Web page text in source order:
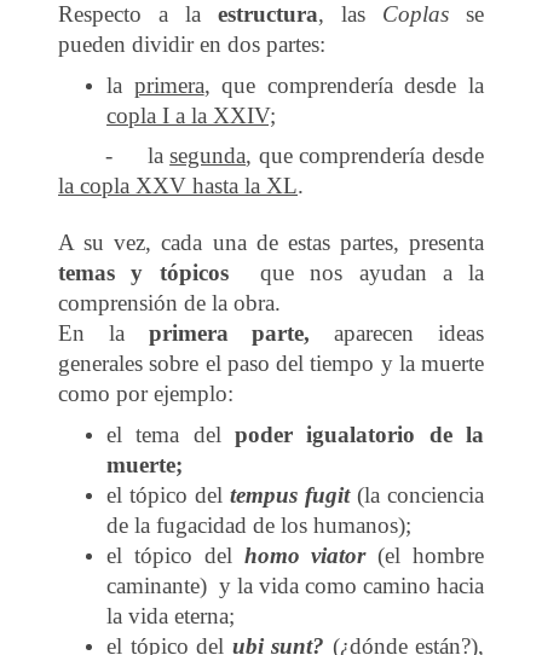
Respecto a la estructura, las Coplas se
pueden dividir en dos partes:
la primera, que comprendería desde la
copla I a la XXIV;
- lasegunda, que comprendería desde
la copla XXV hasta la XL.
A su vez, cada una de estas partes, presenta
temas y tópicosque nos ayudan a la
comprensión de la obra.
En la primera parte, aparecen ideas
generales sobre el paso del tiempo y la muerte
como por ejemplo:
el tema del poder igualatorio de la
muerte;
el tópico del tempus fugit(la conciencia
de la fugacidad de los humanos);
el tópico del homo viator(el hombre
caminante) y la vida como camino hacia
la vida eterna;
el tópico del ubi sunt? (¿dónde están?),